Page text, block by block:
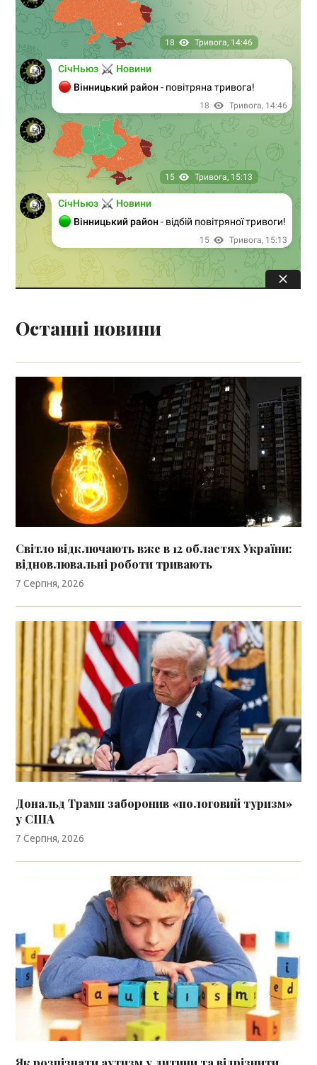
Останні новини
Світло відключають вже в 12 областях України:
відновлювальні роботи тривають
7 Серпня, 2026
Дональд Трамп заборонив «пологовий туризм»
у США
7 Серпня, 2026